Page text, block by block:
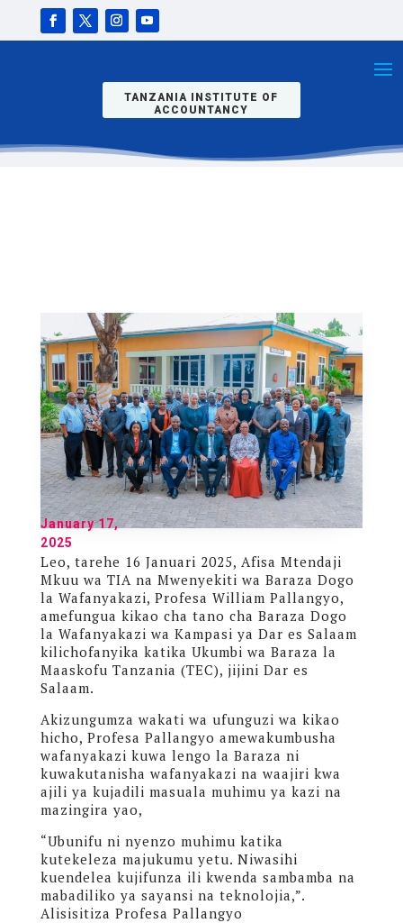
TANZANIA INSTITUTE OF
ACCOUNTANCY
KUWA
WABUNIFU
January 17,
2025
Leo, tarehe 16 Januari 2025, Afisa Mtendaji
Mkuu wa TIA na Mwenyekiti wa Baraza Dogo
la Wafanyakazi, Profesa William Pallangyo,
amefungua kikao cha tano cha Baraza Dogo
la Wafanyakazi wa Kampasi ya Dar es Salaam
kilichofanyika katika Ukumbi wa Baraza la
Maaskofu Tanzania (TEC), jijini Dar es
Salaam.
Akizungumza wakati wa ufunguzi wa kikao
hicho, Profesa Pallangyo amewakumbusha
wafanyakazi kuwa lengo la Baraza ni
kuwakutanisha wafanyakazi na waajiri kwa
ajili ya kujadili masuala muhimu ya kazi na
mazingira yao,
“Ubunifu ni nyenzo muhimu katika
kutekeleza majukumu yetu. Niwasihi
kuendelea kujifunza ili kwenda sambamba na
mabadiliko ya sayansi na teknolojia,”.
Alisisitiza Profesa Pallangyo